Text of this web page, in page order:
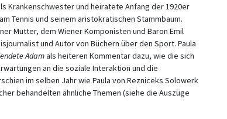
Krankenschwester und heiratete Anfang der 1920er
Tennis und seinem aristokratischen Stammbaum.
Mutter, dem Wiener Komponisten und Baron Emil
und Autor von Büchern über den Sport. Paula
Adamals heiteren Kommentar dazu, wie die sich
an die soziale Interaktion und die
im selben Jahr wie Paula von Rezniceks Solowerk
behandelten ähnliche Themen (siehe die Auszüge